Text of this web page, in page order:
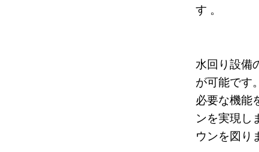
す 。
水回り設備
が可能です。
必要な機能
ンを実現し
ウンを図り